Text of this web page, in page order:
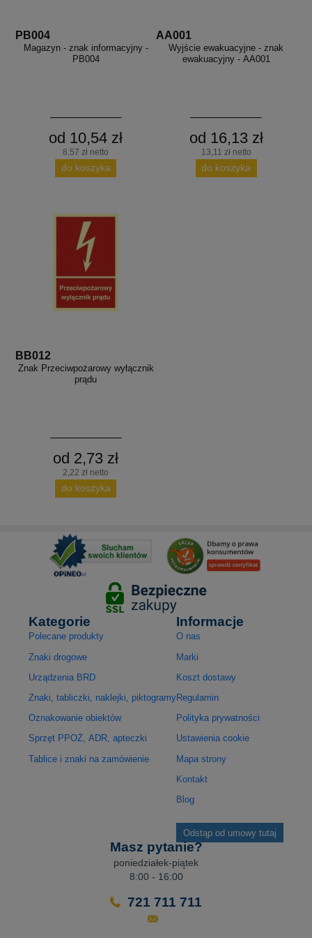
PB004
Magazyn - znak informacyjny -
PB004
od 10,54 zł
8,57 zł netto
do koszyka
AA001
Wyjście ewakuacyjne - znak
ewakuacyjny - AA001
od 16,13 zł
13,11 zł netto
do koszyka
BB012
Znak Przeciwpożarowy wyłącznik
prądu
od 2,73 zł
2,22 zł netto
do koszyka
Kategorie
Polecane produkty
Znaki drogowe
Urządzenia BRD
Znaki, tabliczki, naklejki, piktogramy
Oznakowanie obiektów
Sprzęt PPOŻ, ADR, apteczki
Tablice i znaki na zamówienie
Informacje
O nas
Marki
Koszt dostawy
Regulamin
Polityka prywatności
Ustawienia cookie
Mapa strony
Kontakt
Blog
Odstąp od umowy tutaj
Masz pytanie?
poniedziałek-piątek
8:00 - 16:00
721 711 711